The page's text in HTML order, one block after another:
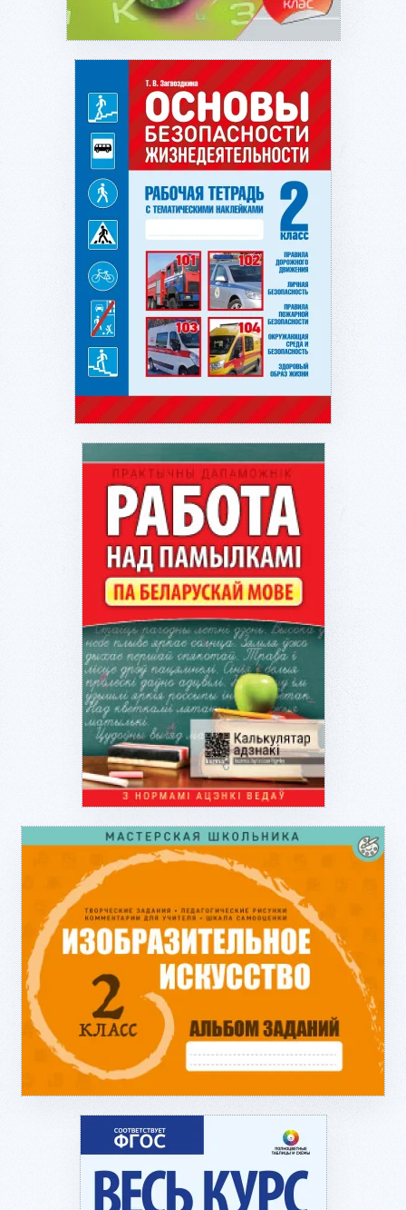
Подробнее...
Подробнее...
Подробнее...